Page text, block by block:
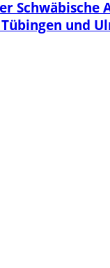
Schwäbische
und